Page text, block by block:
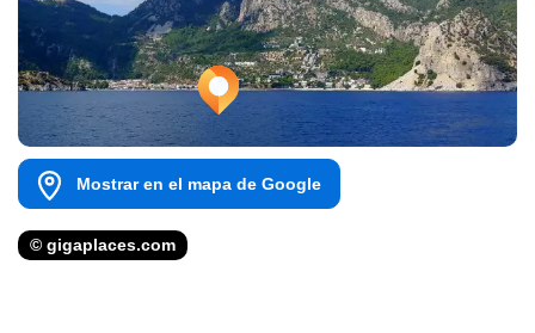
Mostrar en el mapa de Google
© gigaplaces.com